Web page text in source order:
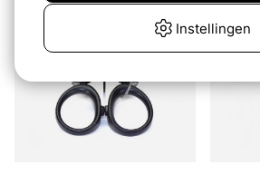
Instellingen